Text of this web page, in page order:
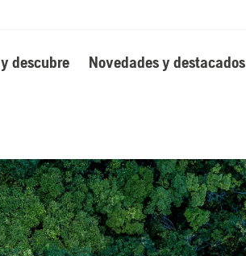
descubre Novedades y destacados